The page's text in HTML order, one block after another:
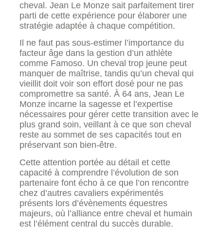
cheval. Jean Le Monze sait parfaitement tirer
parti de cette expérience pour élaborer une
stratégie adaptée à chaque compétition.
Il ne faut pas sous-estimer l’importance du
facteur âge dans la gestion d’un athlète
comme Famoso. Un cheval trop jeune peut
manquer de maîtrise, tandis qu’un cheval qui
vieillit doit voir son effort dosé pour ne pas
compromettre sa santé. À 64 ans, Jean Le
Monze incarne la sagesse et l’expertise
nécessaires pour gérer cette transition avec le
plus grand soin, veillant à ce que son cheval
reste au sommet de ses capacités tout en
préservant son bien-être.
Cette attention portée au détail et cette
capacité à comprendre l’évolution de son
partenaire font écho à ce que l’on rencontre
chez d’autres cavaliers expérimentés
présents lors d’évènements équestres
majeurs, où l’alliance entre cheval et humain
est l’élément central du succès durable.